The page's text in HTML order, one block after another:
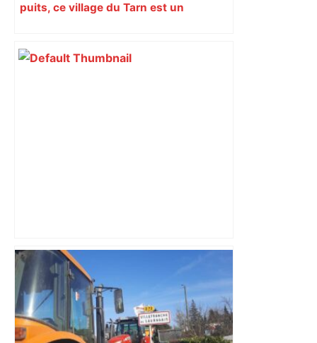
puits, ce village du Tarn est un
Top 14: comment Perpignan a une
nouvelle fois fait tomber Toulouse? –
RMC Sport